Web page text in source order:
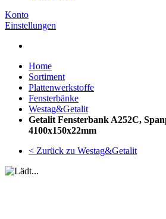
Konto
Einstellungen
Home
Sortiment
Plattenwerkstoffe
Fensterbänke
Westag&Getalit
Getalit Fensterbank A252C,
4100x150x22mm
< Zurück zu Westag&Getalit